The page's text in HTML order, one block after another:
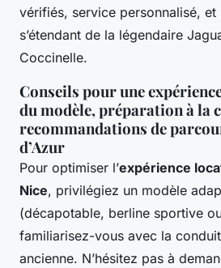
vérifiés, service personnalisé, et
s’étendant de la légendaire
Coccinelle.
Conseils pour une
du modèle, préparation à la
recommandations de
d’Azur
Pour optimiser l’expérience
Nice, privilégiez un modèle
(décapotable, berline sportive
familiarisez-vous avec la
ancienne. N’hésitez pas à